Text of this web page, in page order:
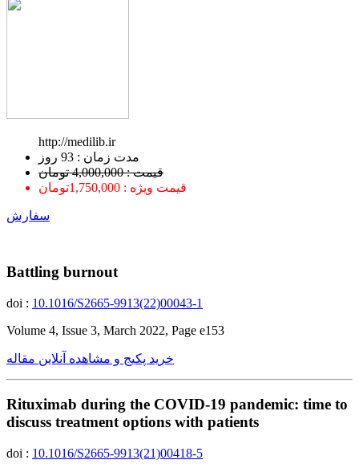
http://medilib.ir
ﻣﺪﺕ ﺯﻣﺎﻥ : 93 ﺭﻭﺯ
قیمت : 4,000,000 تومان
قیمت ویژه : 1,750,000تومان
سفارش
Battling burnout
doi : 10.1016/S2665-9913(22)00043-1
Volume 4, Issue 3, March 2022, Page e153
خرید پکیج و مشاهده آنلاین مقاله
Rituximab during the COVID-19 pandemic: time to
discuss treatment options with patients
doi : 10.1016/S2665-9913(21)00418-5